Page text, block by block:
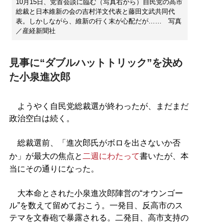
10月15日、党首会談に臨む（写真右から）自民党の高市
総裁と日本維新の会の吉村洋文代表と藤田文武共同代
表。しかしながら、維新の行く末が心配だが…… 写真
／産経新聞社
見事に“ダブルハットトリック”を決め
た小泉進次郎
ようやく自民党総裁選が終わったが、まだまだ
政治空白は続く。
総裁選前、「進次郎氏がボロを出さないか否
か」が最大の焦点と 二週にわたって書いたが、本
当にその通りになった。
大本命とされた小泉進次郎陣営の“オウンゴー
ル”を数えて留めておこう。一発目、反高市のス
テマを文春砲で暴露される。二発目、高市支持の